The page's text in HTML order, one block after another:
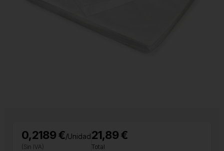
0,2189 €/Unidad
(Sin IVA)
21,89 €
Total